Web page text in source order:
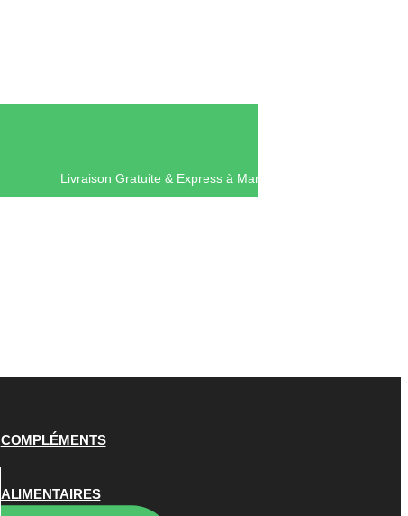
Livraison Gratuite & Express à
COMPLÉMENTS
ALIMENTAIRES